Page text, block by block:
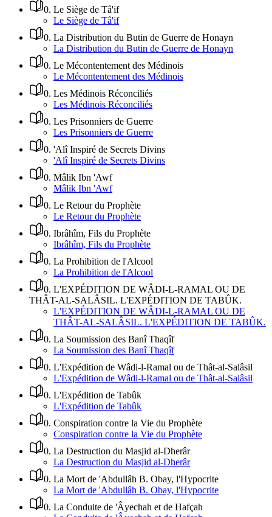
0. Le Siège de Tâ'if
Le Siège de Tâ'if
0. La Distribution du Butin de Guerre de Honayn
La Distribution du Butin de Guerre de Honayn
0. Le Mécontentement des Médinois
Le Mécontentement des Médinois
0. Les Médinois Réconciliés
Les Médinois Réconciliés
0. Les Prisonniers de Guerre
Les Prisonniers de Guerre
0. 'Alî Inspiré de Secrets Divins
'Alî Inspiré de Secrets Divins
0. Mâlik Ibn 'Awf
Mâlik Ibn 'Awf
0. Le Retour du Prophète
Le Retour du Prophète
0. Ibrâhîm, Fils du Prophète
Ibrâhîm, Fils du Prophète
0. La Prohibition de l'Alcool
La Prohibition de l'Alcool
0. L'EXPÉDITION DE WÂDI-L-RAMAL OU DE
THÂT-AL-SALÂSIL. L'EXPÉDITION DE TABÛK.
L'EXPÉDITION DE WÂDI-L-RAMAL OU DE
THÂT-AL-SALÂSIL. L'EXPÉDITION DE TABÛK.
0. La Soumission des Banî Thaqîf
La Soumission des Banî Thaqîf
0. L'Expédition de Wâdi-l-Ramal ou de Thât-al-Salâsil
L'Expédition de Wâdi-l-Ramal ou de Thât-al-Salâsil
0. L'Expédition de Tabûk
L'Expédition de Tabûk
0. Conspiration contre la Vie du Prophète
Conspiration contre la Vie du Prophète
0. La Destruction du Masjid al-Dherâr
La Destruction du Masjid al-Dherâr
0. La Mort de 'Abdullâh B. Obay, l'Hypocrite
La Mort de 'Abdullâh B. Obay, l'Hypocrite
0. La Conduite de 'Âyechah et de Hafçah